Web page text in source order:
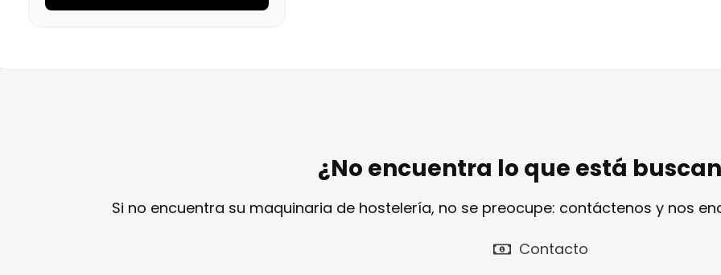
¿No encuentra lo que está
Si no encuentra su maquinaria de hostelería, no se preocupe: contáctenos y nos
Contacto